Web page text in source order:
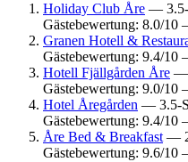
Holiday Club Åre — 3.5-
Gästebewertung: 8.0/10
Granen Hotell &
Gästebewertung: 9.4/10
Hotell Fjällgården Åre —
Gästebewertung: 9.0/10
Hotel Åregården — 3.5-
Gästebewertung: 9.4/10
Åre Bed & Breakfast —
Gästebewertung: 9.6/10